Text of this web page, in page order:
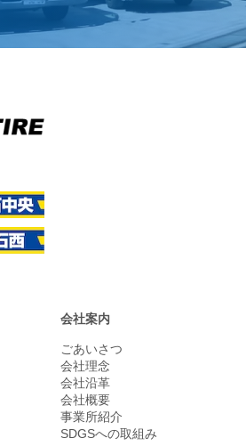
会社案内
ごあいさつ
会社理念
会社沿革
会社概要
事業所紹介
SDGSへの取組み